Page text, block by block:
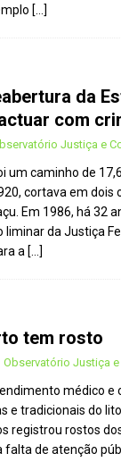
[…]
da
com
Justiça e
um caminho de
cortava em dois
Em 1986, há 32
da Justiça
a […]
tem rosto
Observatório Justiça
médico e
e tradicionais do
registrou rostos
de atenção